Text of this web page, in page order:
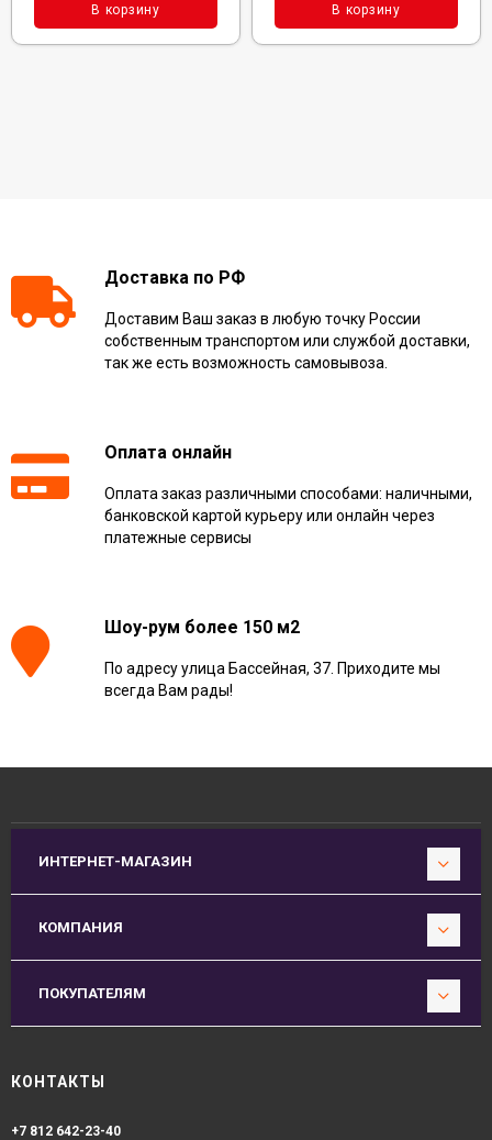
В корзину В корзину
Доставка по РФ
Доставим Ваш заказ в любую точку России
собственным транспортом или службой доставки,
так же есть возможность самовывоза.
Оплата онлайн
Оплата заказ различными способами: наличными,
банковской картой курьеру или онлайн через
платежные сервисы
Шоу-рум более 150 м2
По адресу улица Бассейная, 37. Приходите мы
всегда Вам рады!
ИНТЕРНЕТ-МАГАЗИН
КОМПАНИЯ
ПОКУПАТЕЛЯМ
КОНТАКТЫ
+7 812 642-23-40